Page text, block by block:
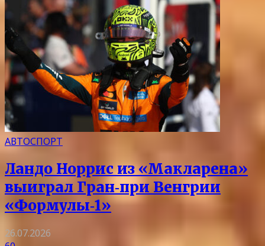
АВТОСПОРТ
Ландо Норрис из «Макларена»
выиграл Гран‑при Венгрии
«Формулы‑1»
26.07.2026